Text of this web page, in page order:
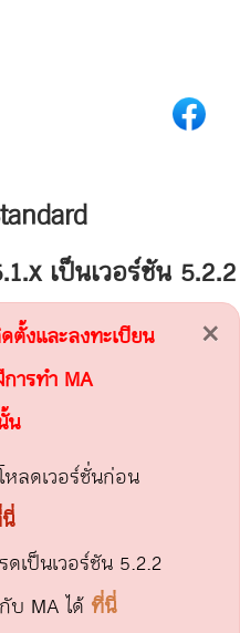
เป็นเวอร์ชัน 5.2.2
×
ตั้งและลงทะเบียน
ารทำ MA
น
หลดเวอร์ชั่นก่อน
เป็นเวอร์ชัน 5.2.2
บ MA ได้ ที่นี่